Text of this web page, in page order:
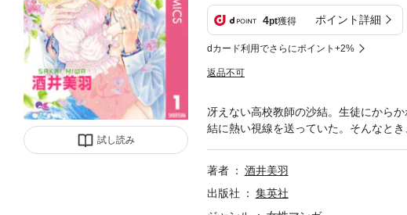
試し読み
4pt獲得 ポイント詳細
dカード利用でさらにポイント+2%
返品不可
冴えない高校教師の沙結。生徒にから
結に熱い視線を送っていた。そんなと
著者
酒井美羽
出版社
集英社